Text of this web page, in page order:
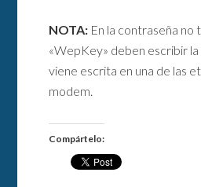
NOTA: En la contraseña no
«WepKey» deben escribir
viene escrita en una de las
modem.
Compártelo: